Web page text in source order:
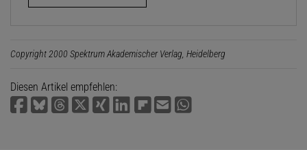
Copyright 2000 Spektrum Akademischer Verlag, Heidelberg
Diesen Artikel empfehlen: